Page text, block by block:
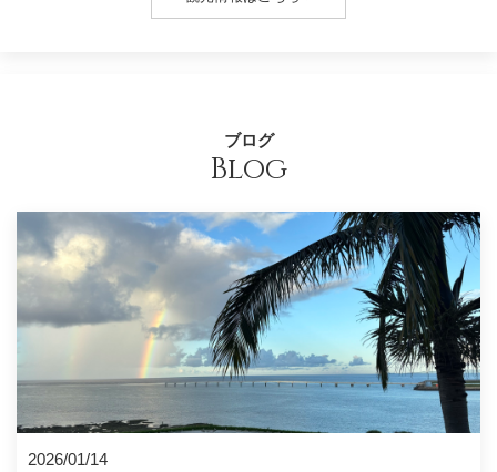
ブログ
Blog
2026/01/14